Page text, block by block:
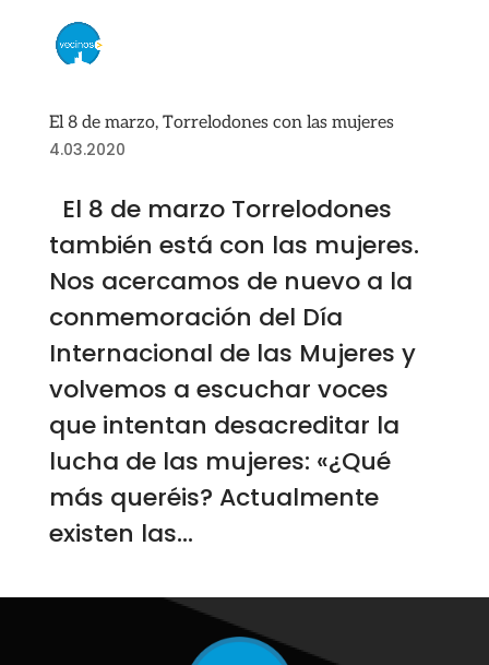
El 8 de marzo, Torrelodones con las mujeres
4.03.2020
El 8 de marzo Torrelodones
también está con las mujeres.
Nos acercamos de nuevo a la
conmemoración del Día
Internacional de las Mujeres y
volvemos a escuchar voces
que intentan desacreditar la
lucha de las mujeres: «¿Qué
más queréis? Actualmente
existen las...